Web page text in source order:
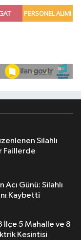
Faillerde
Acı Günü: Silahlı
Kaybetti
İlçe 5 Mahalle ve 8
Kesintisi